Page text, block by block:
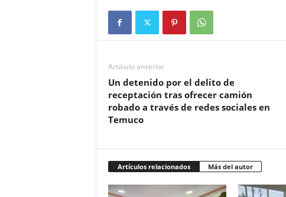
Artículo anterior
Un detenido por el delito de
receptación tras ofrecer camión
robado a través de redes sociales en
Temuco
Artículos relacionados Más del autor